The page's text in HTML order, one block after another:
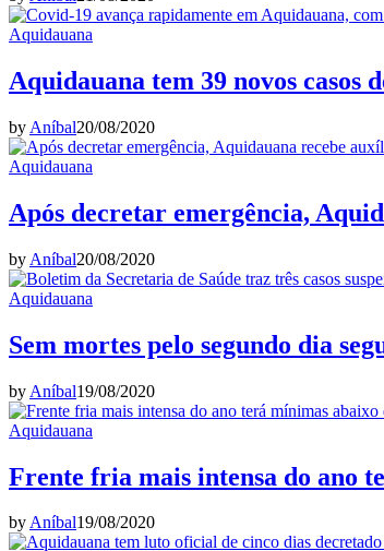
Aquidauana
Aquidauana tem 39 novos casos
by Aníbal20/08/2020
Aquidauana
Após decretar emergência,
by Aníbal20/08/2020
Aquidauana
Sem mortes pelo segundo dia
by Aníbal19/08/2020
Aquidauana
Frente fria mais intensa do ano
byAníbal19/08/2020